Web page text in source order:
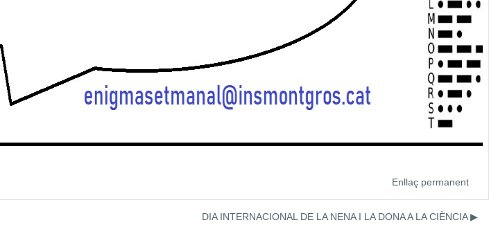
Enllaç permanent
DIA INTERNACIONAL DE LA NENA I LA DONA A LA CIÈNCIA ▶︎